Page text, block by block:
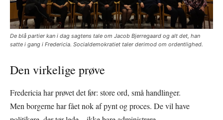
De blå partier kan i dag sagtens tale om Jacob Bjerregaard og alt det, han
satte i gang i Fredericia. Socialdemokratiet taler derimod om ordentlighed.
Den virkelige prøve
Fredericia har prøvet det før: store ord, små handlinger.
Men borgerne har fået nok af pynt og proces. De vil have